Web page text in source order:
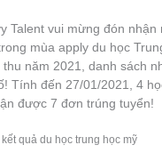
Talent vui mừng đón nhận
mùa apply du học
năm 2021, danh sách
Tính đến 27/01/2021, 4
được 7 đơn trúng tuyển!